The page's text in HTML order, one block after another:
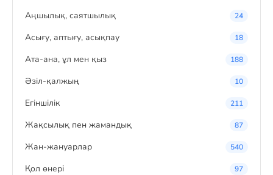
Аңшылық, саятшылық 24
Асығу, аптығу, асықпау 18
Ата-ана, ұл мен қыз 188
Әзіл-қалжың 10
Егіншілік 211
Жақсылық пен жамандық 87
Жан-жануарлар 540
Қол өнері 97